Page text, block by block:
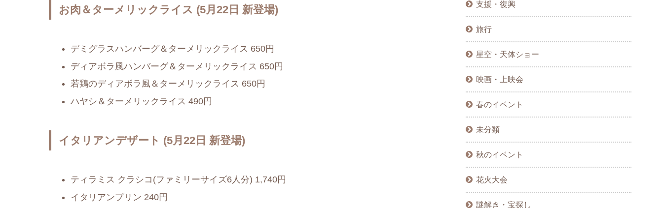
お肉＆ターメリックライス (5月22日 新登場)
デミグラスハンバーグ＆ターメリックライス 650円
ディアボラ風ハンバーグ＆ターメリックライス 650円
若鶏のディアボラ風＆ターメリックライス 650円
ハヤシ＆ターメリックライス 490円
イタリアンデザート (5月22日 新登場)
ティラミス クラシコ(ファミリーサイズ6人分) 1,740円
イタリアンプリン 240円
支援・復興
旅行
星空・天体ショー
映画・上映会
春のイベント
未分類
秋のイベント
花火大会
謎解き・宝探し